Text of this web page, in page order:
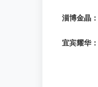
淄博金晶：
宜宾耀华：